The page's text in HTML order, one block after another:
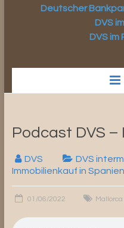
Deutscher
DVS
DVS im
Podcast DVS –
DVS DVS
Immobilienkauf in Spanien
01/06/2022